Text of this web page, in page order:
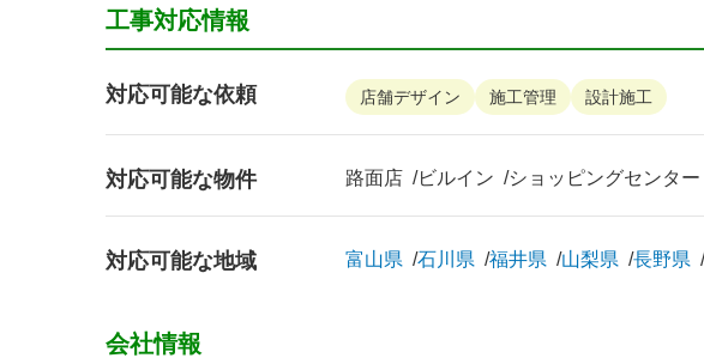
工事対応情報
対応可能な依頼 店舗デザイン 施工管理 設計施工
対応可能な物件 路面店 ビルイン ショッピングセンター
対応可能な地域 富山県 石川県 福井県 山梨県 長野県
会社情報